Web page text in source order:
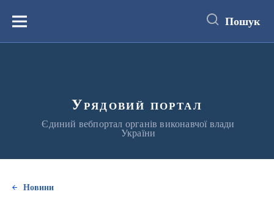
вмістуМеню Пошук
Урядовий портал
Єдиний вебпортал органів виконавчої влади
України
Новини